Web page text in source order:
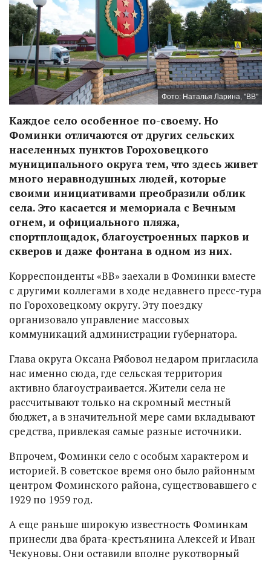
Фото: Наталья Ларина, "ВВ"
Каждое село особенное по-своему. Но
Фоминки отличаются от других сельских
населенных пунктов Гороховецкого
муниципального округа тем, что здесь живет
много неравнодушных людей, которые
своими инициативами преобразили облик
села. Это касается и мемориала с Вечным
огнем, и официального пляжа,
спортплощадок, благоустроенных парков и
скверов и даже фонтана в одном из них.
Корреспонденты «ВВ» заехали в Фоминки вместе
с другими коллегами в ходе недавнего пресс-тура
по Гороховецкому округу. Эту поездку
организовало управление массовых
коммуникаций администрации губернатора.
Глава округа Оксана Рябовол недаром пригласила
нас именно сюда, где сельская территория
активно благоустраивается. Жители села не
рассчитывают только на скромный местный
бюджет, а в значительной мере сами вкладывают
средства, привлекая самые разные источники.
Впрочем, Фоминки село с особым характером и
историей. В советское время оно было районным
центром Фоминского района, существовавшего с
1929 по 1959 год.
А еще раньше широкую известность Фоминкам
принесли два брата-крестьянина Алексей и Иван
Чекуновы. Они оставили вполне рукотворный